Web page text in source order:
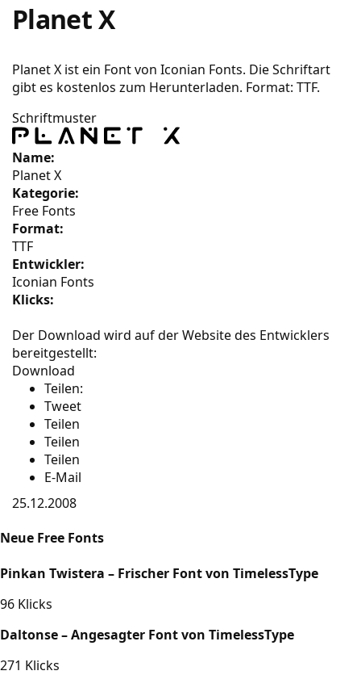
Planet X
Planet X ist ein Font von Iconian Fonts. Die Schriftart
gibt es kostenlos zum Herunterladen. Format: TTF.
Schriftmuster
Name:
Planet X
Kategorie:
Free Fonts
Format:
TTF
Entwickler:
Iconian Fonts
Klicks:
Der Download wird auf der Website des Entwicklers
bereitgestellt:
Download
Teilen:
Tweet
Teilen
Teilen
Teilen
E-Mail
25.12.2008
Neue Free Fonts
Pinkan Twistera – Frischer Font von TimelessType
96 Klicks
Daltonse – Angesagter Font von TimelessType
271 Klicks